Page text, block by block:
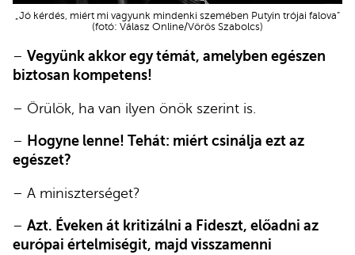
„Jó kérdés, miért mi vagyunk mindenki szemében Putyin trójai falova”
(fotó: Válasz Online/Vörös Szabolcs)
– Vegyünk akkor egy témát, amelyben egészen
biztosan kompetens!
– Örülök, ha van ilyen önök szerint is.
– Hogyne lenne! Tehát: miért csinálja ezt az
egészet?
– A miniszterséget?
– Azt. Éveken át kritizálni a Fideszt, előadni az
európai értelmiségit, majd visszamenni